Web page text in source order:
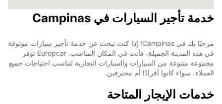
خدمة تأجير السيارات في Campinas
مرحبًا بك في Campinas! إذا كنت تبحث عن خدمة تأجير سيارات موثوقة
في هذه المدينة الجميلة، فأنت في المكان المناسب. Europcar توفر
مجموعة متنوعة من السيارات والسيارات التجارية لتناسب احتياجات جميع
العملاء، سواء كانوا أفرادًا أم محترفين.
خدمات الإيجار المتاحة